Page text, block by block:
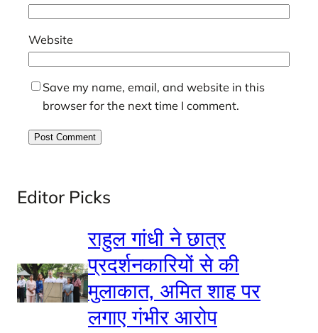
Website
Save my name, email, and website in this
browser for the next time I comment.
Editor Picks
राहुल गांधी ने छात्र
प्रदर्शनकारियों से की
मुलाकात, अमित शाह पर
लगाए गंभीर आरोप